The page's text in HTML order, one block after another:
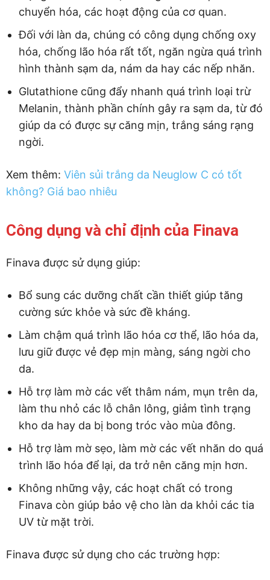
chuyển hóa, các hoạt động của cơ quan.
Đối với làn da, chúng có công dụng chống oxy
hóa, chống lão hóa rất tốt, ngăn ngừa quá trình
hình thành sạm da, nám da hay các nếp nhăn.
Glutathione cũng đẩy nhanh quá trình loại trừ
Melanin, thành phần chính gây ra sạm da, từ đó
giúp da có được sự căng mịn, trắng sáng rạng
ngời.
Xem thêm: Viên sủi trắng da Neuglow C có tốt
không? Giá bao nhiêu
Công dụng và chỉ định của Finava
Finava được sử dụng giúp:
Bổ sung các dưỡng chất cần thiết giúp tăng
cường sức khỏe và sức đề kháng.
Làm chậm quá trình lão hóa cơ thể, lão hóa da,
lưu giữ được vẻ đẹp mịn màng, sáng ngời cho
da.
Hỗ trợ làm mờ các vết thâm nám, mụn trên da,
làm thu nhỏ các lỗ chân lông, giảm tình trạng
kho da hay da bị bong tróc vào mùa đông.
Hỗ trợ làm mờ sẹo, làm mờ các vết nhăn do quá
trình lão hóa để lại, da trở nên căng mịn hơn.
Không những vậy, các hoạt chất có trong
Finava còn giúp bảo vệ cho làn da khỏi các tia
UV từ mặt trời.
Finava được sử dụng cho các trường hợp: